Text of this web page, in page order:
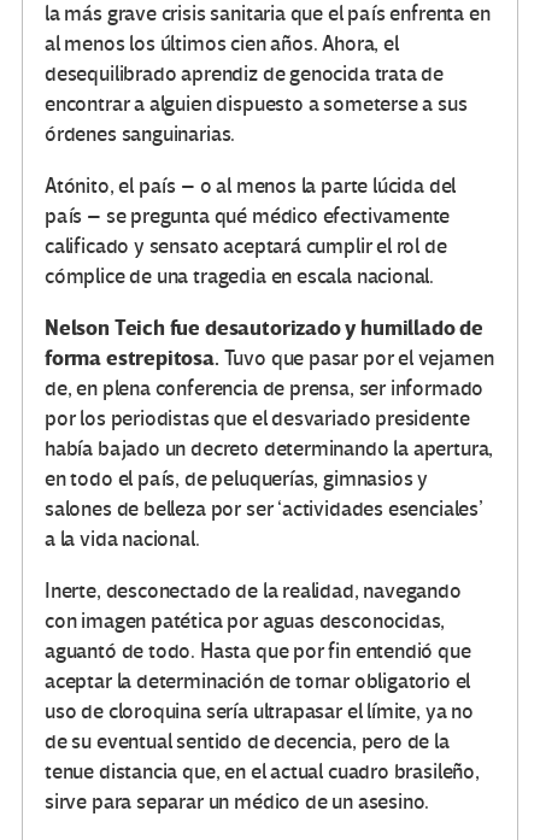
la más grave crisis sanitaria que el país enfrenta en
al menos los últimos cien años. Ahora, el
desequilibrado aprendiz de genocida trata de
encontrar a alguien dispuesto a someterse a sus
órdenes sanguinarias.
Atónito, el país – o al menos la parte lúcida del
país – se pregunta qué médico efectivamente
calificado y sensato aceptará cumplir el rol de
cómplice de una tragedia en escala nacional.
Nelson Teich fue desautorizado y humillado de
forma estrepitosa. Tuvo que pasar por el vejamen
de, en plena conferencia de prensa, ser informado
por los periodistas que el desvariado presidente
había bajado un decreto determinando la apertura,
en todo el país, de peluquerías, gimnasios y
salones de belleza por ser ‘actividades esenciales’
a la vida nacional.
Inerte, desconectado de la realidad, navegando
con imagen patética por aguas desconocidas,
aguantó de todo. Hasta que por fin entendió que
aceptar la determinación de tornar obligatorio el
uso de cloroquina sería ultrapasar el límite, ya no
de su eventual sentido de decencia, pero de la
tenue distancia que, en el actual cuadro brasileño,
sirve para separar un médico de un asesino.